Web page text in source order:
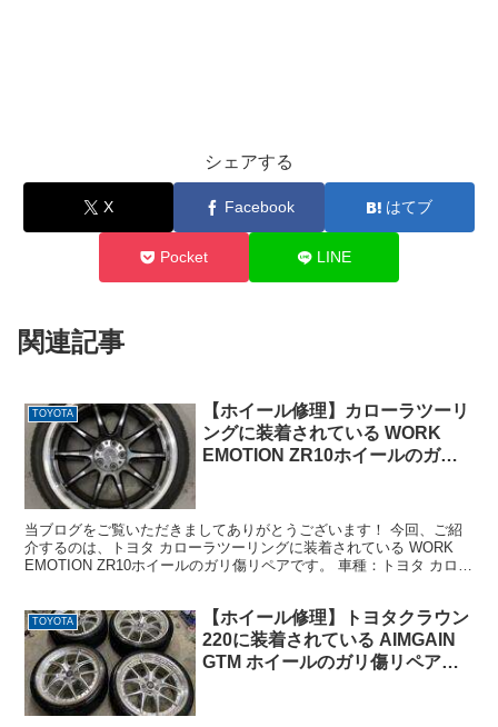
シェアする
X Facebook はてブ
Pocket LINE
関連記事
TOYOTA
【ホイール修理】カローラツーリ
ングに装着されている WORK
EMOTION ZR10ホイールのガリ
当ブログをご覧いただきましてありがとうございます！ 今回、ご紹
介するのは、トヨタ カローラツーリングに装着されている WORK
EMOTION ZR10ホイールのガリ傷リペアです。 車種：トヨタ カロー
TOYOTA
【ホイール修理】トヨタクラウン
220に装着されている AIMGAIN
GTM ホイールのガリ傷リペア